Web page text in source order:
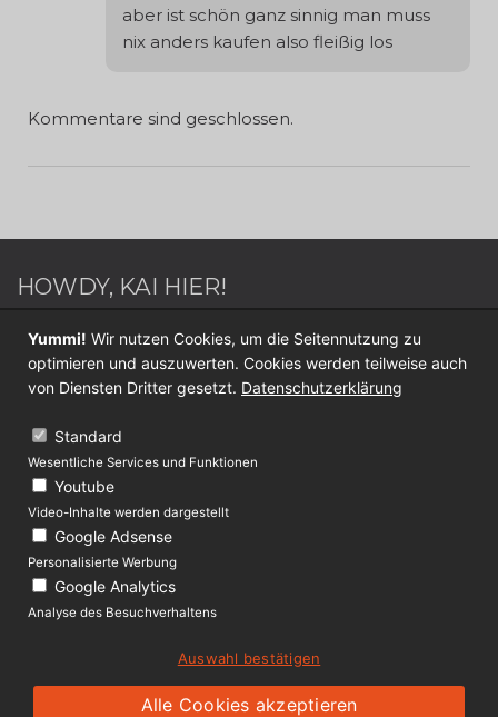
aber ist schön ganz sinnig man muss
nix anders kaufen also fleißig los
Kommentare sind geschlossen.
HOWDY, KAI HIER!
Webdesigner / Webentwickler - Blogger - Switch
Sportler - Internet Nerd - Medien Junkie -
Werderaner - Papa.
Folge mir jetzt auf
KONTAKT
Über Lolliblog
Datenschutz
Impressum
(c) 2009 - 2019 lolliblog.de
Ein Projekt vonckai.design
Yummi! Wir nutzen Cookies, um die Seitennutzung zu
optimieren und auszuwerten. Cookies werden teilweise auch
von Diensten Dritter gesetzt. Datenschutzerklärung
Standard
Wesentliche Services und Funktionen
Youtube
Video-Inhalte werden dargestellt
Google Adsense
Personalisierte Werbung
Google Analytics
Analyse des Besuchverhaltens
Alle Cookies akzeptieren
Auswahl bestätigen